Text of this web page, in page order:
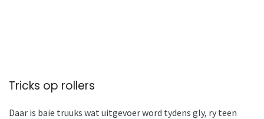
Tricks op rollers
Daar is baie truuks wat uitgevoer word tydens gly, ry teen